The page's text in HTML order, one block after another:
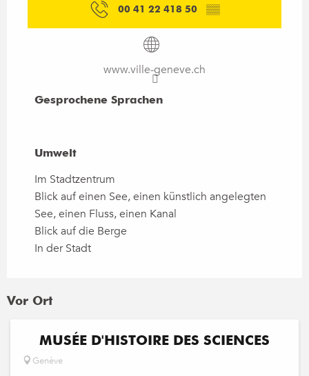
00 41 22 418 50 ▒▒
www.ville-geneve.ch
Gesprochene Sprachen
Gesprochene Sprachen
Umwelt
Umwelt
Im Stadtzentrum
Blick auf einen See, einen künstlich angelegten
See, einen Fluss, einen Kanal
Blick auf die Berge
In der Stadt
Vor Ort
MUSÉE D'HISTOIRE DES SCIENCES
Genève